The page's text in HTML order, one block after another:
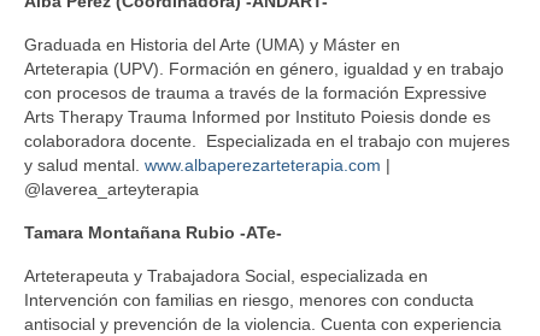
Código ético
DIRECTORIO DE PROFESIONALES
COMISIONES DE TRABAJO
DESARROLLO PROFESIONAL
FORMACIÓN E INVESTIGACIÓN
Graduada en Historia del Arte (UMA) y Máster en
Arteterapia (UPV). Formación en género, igualdad y en trabajo
con procesos de trauma a través de la formación Expressive
Arts Therapy Trauma Informed por Instituto Poiesis donde es
colaboradora docente. Especializada en el trabajo con mujeres
y salud mental. www.albaperezarteterapia.com |
@laverea_arteyterapia
Tamara Montañana Rubio -ATe-
Arteterapeuta y Trabajadora Social, especializada en
Intervención con familias en riesgo, menores con conducta
antisocial y prevención de la violencia. Cuenta con experiencia